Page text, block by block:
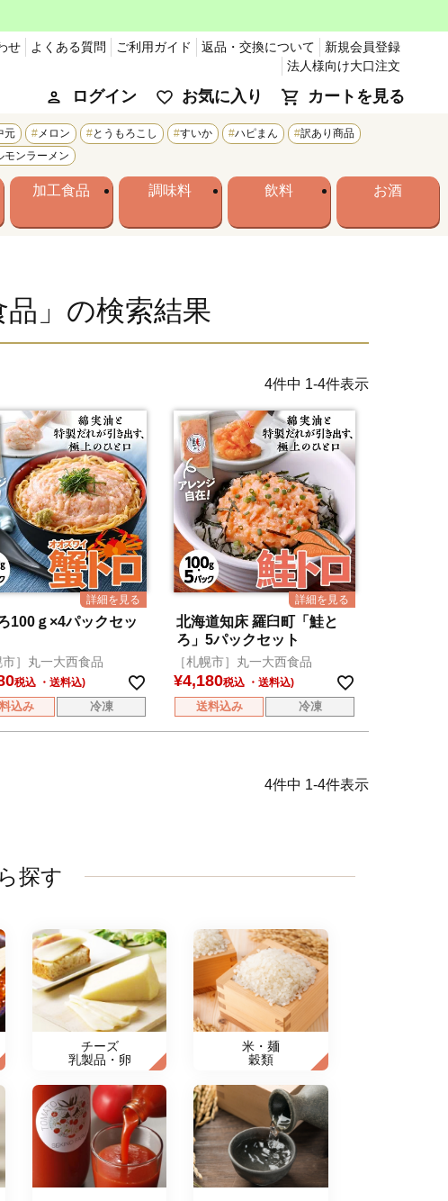
せ よくある質問 ご利用ガイド 返品・交換について
新規会員登録
法人様向け大口注文
ログイン お気に入り カートを見る
元 メロン とうもろこし すいか ハピまん
訳あり商品
モンラーメン
加工食品 調味料 飲料 お酒
品」の検索結果
4件中 1-4件表示
100ｇ×4パックセッ
市］丸一大西食品
税込
込み 冷凍
北海道知床 羅臼町「鮭と
ろ」5パックセット
［札幌市］丸一大西食品
¥4,180税込
送料込み 冷凍
4件中 1-4件表示
探す
チーズ
乳製品・卵
米・麺
穀類